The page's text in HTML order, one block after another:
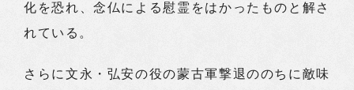
化を恐れ、念仏による慰霊をはかったものと解さ
れている。
さらに文永・弘安の役の蒙古軍撃退ののちに敵味